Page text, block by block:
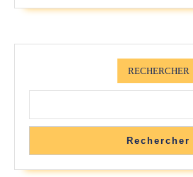
RECHERCHER
Rechercher